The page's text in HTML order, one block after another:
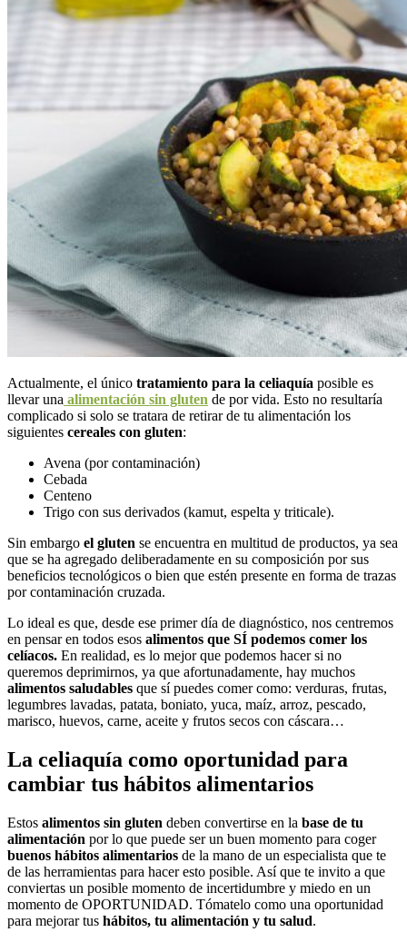
Actualmente, el único tratamiento para la celiaquía posible es
llevar una alimentación sin gluten de por vida. Esto no resultaría
complicado si solo se tratara de retirar de tu alimentación los
siguientes cereales con gluten:
Avena (por contaminación)
Cebada
Centeno
Trigo con sus derivados (kamut, espelta y triticale).
Sin embargo el gluten se encuentra en multitud de productos, ya sea
que se ha agregado deliberadamente en su composición por sus
beneficios tecnológicos o bien que estén presente en forma de trazas
por contaminación cruzada.
Lo ideal es que, desde ese primer día de diagnóstico, nos centremos
en pensar en todos esos alimentos que SÍ podemos comer los
celíacos. En realidad, es lo mejor que podemos hacer si no
queremos deprimirnos, ya que afortunadamente, hay muchos
alimentos saludables que sí puedes comer como: verduras, frutas,
legumbres lavadas, patata, boniato, yuca, maíz, arroz, pescado,
marisco, huevos, carne, aceite y frutos secos con cáscara…
La celiaquía como oportunidad para
cambiar tus hábitos alimentarios
Estos alimentos sin gluten deben convertirse en la base de tu
alimentación por lo que puede ser un buen momento para coger
buenos hábitos alimentarios de la mano de un especialista que te
de las herramientas para hacer esto posible. Así que te invito a que
conviertas un posible momento de incertidumbre y miedo en un
momento de OPORTUNIDAD. Tómatelo como una oportunidad
para mejorar tus hábitos, tu alimentación y tu salud.